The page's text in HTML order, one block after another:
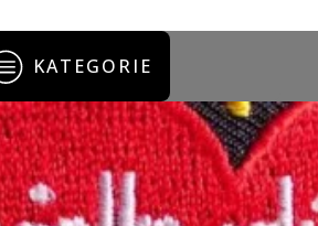
KATEGORIE